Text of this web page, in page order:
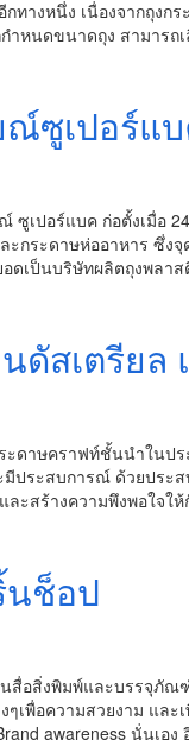
กทางหนึ่ง เนื่องจากถุง
ำหนดขนาดถุง สามาร
ซูเปอร์แ
ซูเปอร์แบค ก่อตั้งเมื่อ
ะกระดาษห่ออาหาร ซึ่ง
ดเป็นบริษัทผลิตถุงพลา
ดัสเตรียล
ะดาษคราฟท์ชั้นนำในป
ประสบการณ์ ด้วยประ
ละสร้างความพึงพอใจใ
ช็อป
นสื่อสิ่งพิมพ์และบรรจุภั
ๆเพื่อความสวยงาม แล
awareness นั่นเอง